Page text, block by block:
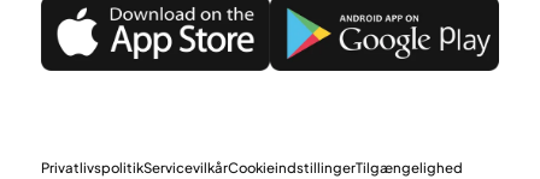
PrivatlivspolitikServicevilkårCookieindstillingerTilgængelighed